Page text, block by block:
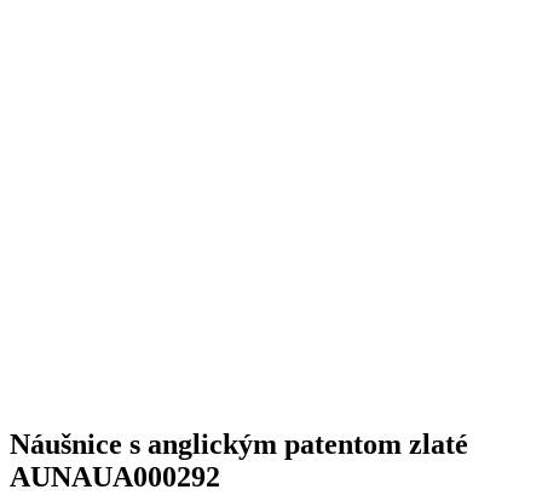
Náušnice s anglickým patentom zlaté
AUNAUA000292